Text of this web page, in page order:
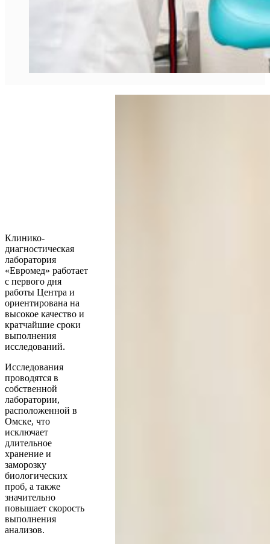
Клинико-
диагностическая
лаборатория
«Евромед» работает
с первого дня
работы Центра и
ориентирована на
высокое качество и
кратчайшие сроки
выполнения
исследований.
Исследования
проводятся в
собственной
лаборатории,
расположенной в
Омске, что
исключает
длительное
хранение и
заморозку
биологических
проб, а также
значительно
повышает скорость
выполнения
анализов.